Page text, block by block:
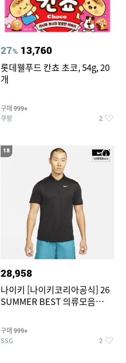
27% 13,760
롯데웰푸드 칸쵸 초코, 54g, 20
개
구매 999+
쿠팡 2
18
28,958
나이키 [나이키코리아공식] 26
SUMMER BEST 의류모음
구매 999+
SSG 2